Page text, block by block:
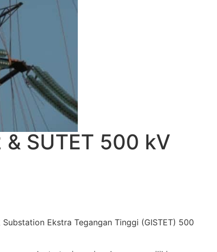
SUTET 500 kV
Ekstra Tegangan Tinggi (GISTET) 500